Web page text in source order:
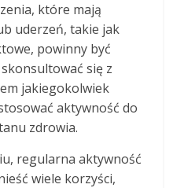
które mają
uderzeń, takie jak
powinny być
się z
jakiegokolwiek
aktywność do
zdrowia.
regularna aktywność
wiele korzyści,